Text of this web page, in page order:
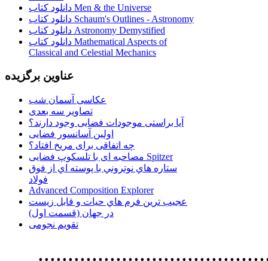
دانلود کتاب Men & the Universe
دانلود کتاب Schaum's Outlines - Astronomy
دانلود کتاب Astronomy Demystified
دانلود کتاب Mathematical Aspects of
Classical and Celestial Mechanics
عناوین برگزیده
عکاسی آسمان شب
تصاویر سه بعدی
آیا براستی موجودات فضایی وجود دارند؟
اولین آسانسور فضایی
چه اتفاقی برای مریخ افتاد؟
مصاحبه ای با تلسکوپ فضایی Spitzer
ستاره هاي نوتروني با پوسته اي از فوق
فولاد
Advanced Composition Explorer
عجیب ترین فرم هاي حيات و قابل زيست
در جهان (قسمت اول)
تقویم نجومی
استفاده از